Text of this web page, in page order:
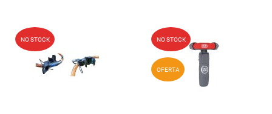
NO STOCK Add to Wishlist
Quick View
NO STOCK
OFERTA